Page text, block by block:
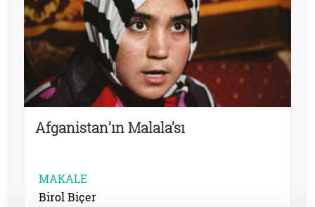
Afganistan’ın Malala’sı
MAKALE
Birol Biçer